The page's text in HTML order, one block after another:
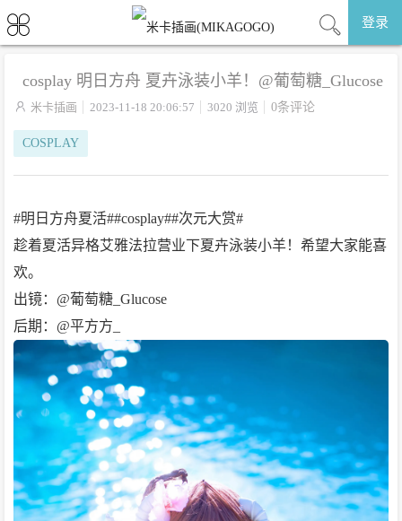
登录
cosplay 明日方舟 夏卉泳装小羊！@葡萄糖_Glucose
 米卡插画 2023-11-18 20:06:57 3020 浏览 0条评论
COSPLAY
#明日方舟夏活##cosplay##次元大赏#
趁着夏活异格艾雅法拉营业下夏卉泳装小羊！希望大家能喜
欢。
出镜：@葡萄糖_Glucose
后期：@平方方_ ​​​